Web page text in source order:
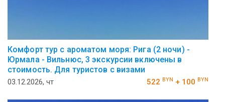
Комфорт тур с ароматом моря: Рига (2 ночи) -
Юрмала - Вильнюс, 3 экскурсии включены в
стоимость. Для туристов с визами
03.12.2026, чт 522 BYN + 100 BYN